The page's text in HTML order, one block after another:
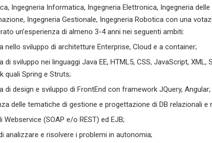
Ingegneria Informatica, Ingegneria Elettronica, Ingegneria
Ingegneria Gestionale, Ingegneria Robotica con una
un’esperienza di almeno 3-4 anni nei seguenti ambiti:
nello sviluppo di architetture Enterprise, Cloud e a container;
di sviluppo nei linguaggi Java EE, HTML5, CSS, JavaScript,
quali Spring e Struts;
di design e sviluppo di FrontEnd con framework JQuery, Angular;
delle tematiche di gestione e progettazione di DB relazionali e
Webservice (SOAP e/o REST) ed EJB;
analizzare e risolvere i problemi in autonomia;